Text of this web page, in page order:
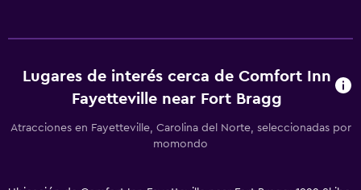
Estacionamiento y transporte
Estacionamiento privado
Lugares de interés cerca de Comfort Inn
Fayetteville near Fort Bragg
Atracciones en Fayetteville, Carolina del Norte, seleccionadas por
momondo